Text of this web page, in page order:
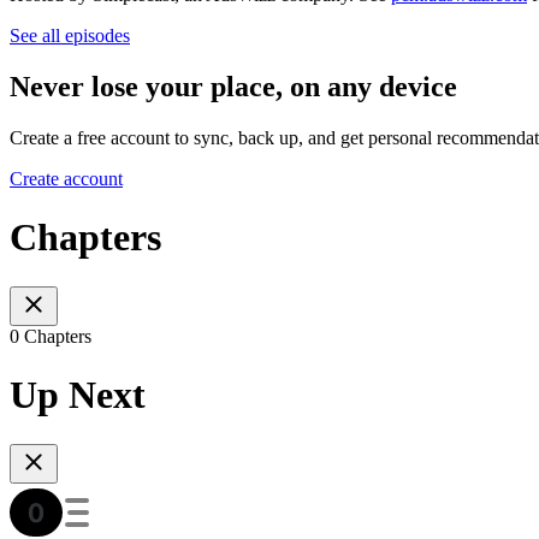
See all episodes
Never lose your place, on any device
Create a free account to sync, back up, and get personal
Create account
Chapters
0 Chapters
Up Next